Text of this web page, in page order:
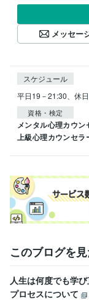
メッセー
スケジュール
平日19－21:30、休
資格・検定
メンタル心理カウン
上級心理カウンセラ
このブログを
人生は何度でも学
プロセスについて